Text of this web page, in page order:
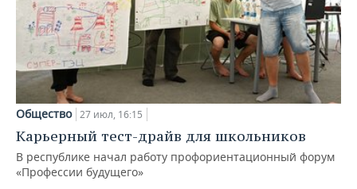
Общество 27 июл, 16:15
Карьерный тест-драйв для школьников
В республике начал работу профориентационный форум
«Профессии будущего»